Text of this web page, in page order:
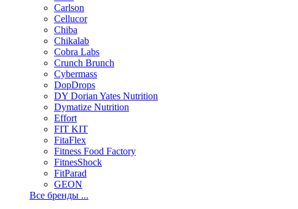
Carlson
Cellucor
Chiba
Chikalab
Cobra Labs
Crunch Brunch
Cybermass
DopDrops
DY Dorian Yates Nutrition
Dymatize Nutrition
Effort
FIT KIT
FitaFlex
Fitness Food Factory
FitnesShock
FitParad
GEON
Все бренды ...